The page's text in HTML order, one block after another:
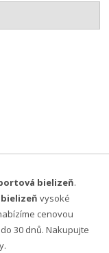
bielizeň.
vysoké
cenovou
30 dnů. Nakupujte